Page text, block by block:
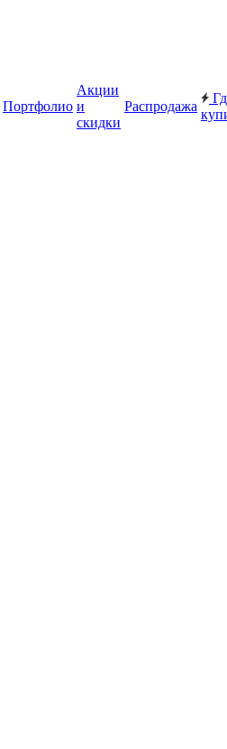
Портфолио
Акции
и
скидки
Распродажа